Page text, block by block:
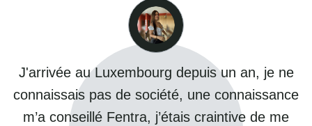
J'arrivée au Luxembourg depuis un an, je ne
connaissais pas de société, une connaissance
m’a conseillé Fentra, j’étais craintive de me